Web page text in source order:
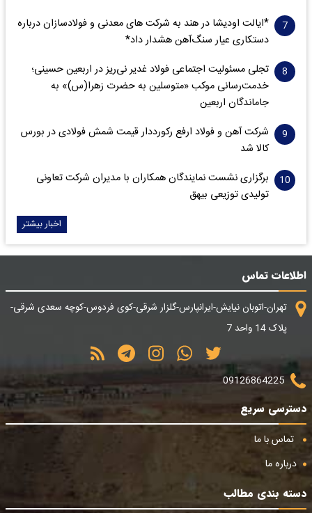
*ایالت اودیشا در هند به شرکت های معدنی و فولادسازان درباره
دستکاری عیار سنگ‌آهن هشدار داد*
تجلی مسئولیت اجتماعی فولاد غدیر نی‌ریز در اربعین حسینی؛
خدمت‌رسانی موکب «متوسلین به حضرت زهرا(س)» به
جاماندگان اربعین
شرکت آهن و فولاد ارفع رکورددار قیمت شمش فولادی در بورس
کالا شد
برگزاری نشست نمایندگان همکاران با مدیران شرکت تعاونی
تولیدی توزیعی بیهق
اخبار بیشتر
اطلاعات تماس
تهران-اتوبان نیایش-ایرانپارس-گلزار شرقی-کوی فردوس-کوچه سعدی شرقی-
پلاک 14 واحد 7
09126864225
دسترسی سریع
تماس با ما
درباره ما
دسته بندی مطالب